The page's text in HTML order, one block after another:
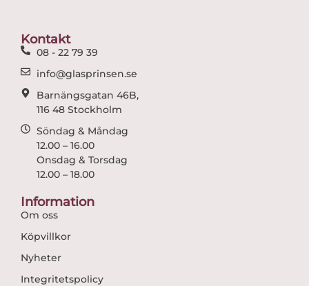
Kontakt
08 - 22 79 39
info@glasprinsen.se
Barnängsgatan 46B,
116 48 Stockholm
Söndag & Måndag
12.00 – 16.00
Onsdag & Torsdag
12.00 – 18.00
Information
Om oss
Köpvillkor
Nyheter
Integritetspolicy